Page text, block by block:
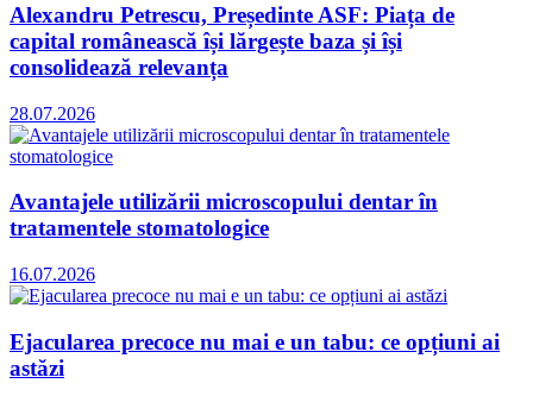
Alexandru Petrescu, Președinte ASF: Piața de
capital românească își lărgește baza și își
consolidează relevanța
28.07.2026
Avantajele utilizării microscopului dentar în
tratamentele stomatologice
16.07.2026
Ejacularea precoce nu mai e un tabu: ce opțiuni ai
astăzi